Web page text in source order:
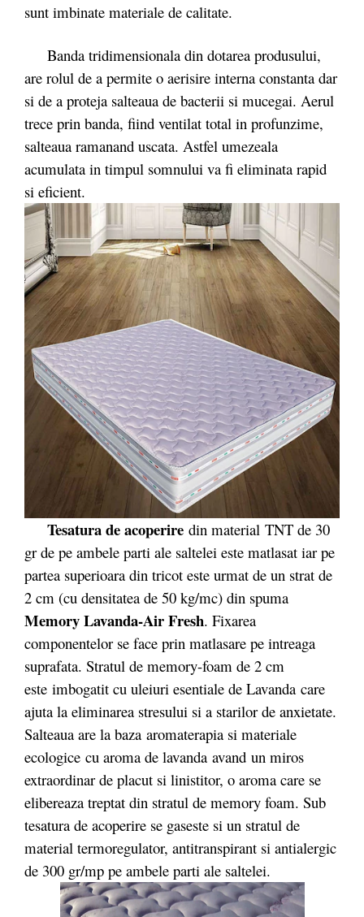
sunt imbinate materiale de calitate.
Banda tridimensionala din dotarea produsului,
are rolul de a permite o aerisire interna constanta dar
si de a proteja salteaua de bacterii si mucegai. Aerul
trece prin banda, fiind ventilat total in profunzime,
salteaua ramanand uscata. Astfel umezeala
acumulata in timpul somnului va fi eliminata rapid
si eficient.
Tesatura de acoperire din material TNT de 30
gr de pe ambele parti ale saltelei este matlasat iar pe
partea superioara din tricot este urmat de un strat de
2 cm (cu densitatea de 50 kg/mc) din spuma
Memory Lavanda-Air Fresh. Fixarea
componentelor se face prin matlasare pe intreaga
suprafata. Stratul de memory-foam de 2 cm
este imbogatit cu uleiuri esentiale de Lavanda care
ajuta la eliminarea stresului si a starilor de anxietate.
Salteaua are la baza aromaterapia si materiale
ecologice cu aroma de lavanda avand un miros
extraordinar de placut si linistitor, o aroma care se
elibereaza treptat din stratul de memory foam. Sub
tesatura de acoperire se gaseste si un stratul de
material termoregulator, antitranspirant si antialergic
de 300 gr/mp pe ambele parti ale saltelei.